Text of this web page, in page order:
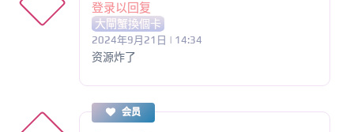
登录以回复
大閘蟹換個卡
2024年9月21日 | 14:34
资源炸了
会员